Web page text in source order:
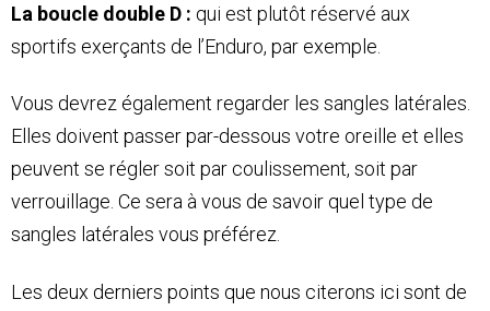
La boucle double D : qui est plutôt réservé aux
sportifs exerçants de l’Enduro, par exemple.
Vous devrez également regarder les sangles latérales.
Elles doivent passer par-dessous votre oreille et elles
peuvent se régler soit par coulissement, soit par
verrouillage. Ce sera à vous de savoir quel type de
sangles latérales vous préférez.
Les deux derniers points que nous citerons ici sont de